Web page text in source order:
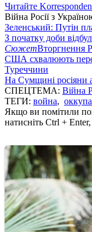
Читайте
Війна Росії з
Зеленський: Путін
З початку доби
СюжетВторгнення
США схвалюють
Туреччини
На Сумщині росіяни
СПЕЦТЕМА: Війна
ТЕГИ: война,
Якщо ви помітили
натисніть Ctrl +